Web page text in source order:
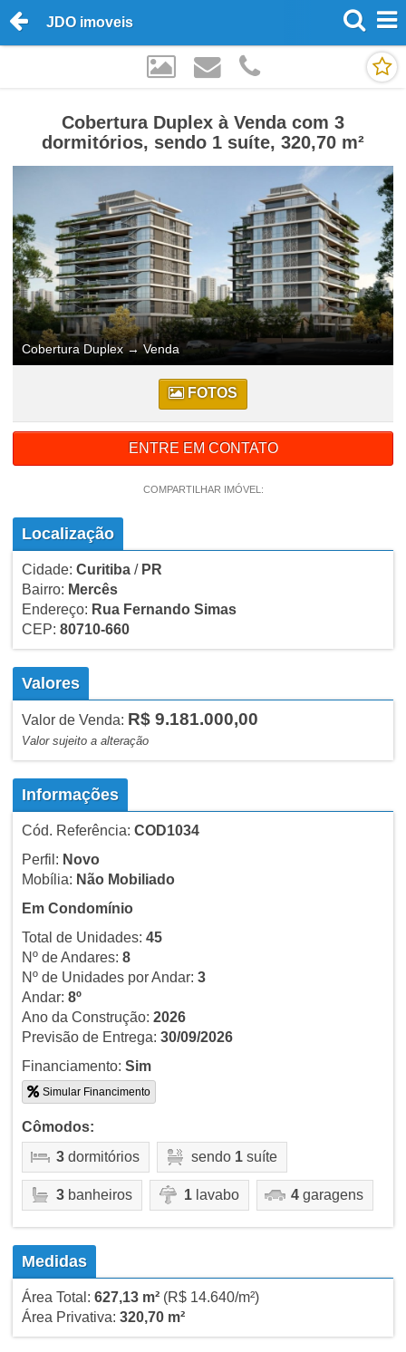
JDO imoveis
Cobertura Duplex à Venda com 3
dormitórios, sendo 1 suíte, 320,70 m²
Cobertura Duplex→Venda
FOTOS
ENTRE EM CONTATO
COMPARTILHAR IMÓVEL:
Localização
Cidade: Curitiba/ PR
Bairro: Mercês
Endereço: Rua Fernando Simas
CEP: 80710-660
Valores
Valor de Venda: R$ 9.181.000,00
Valor sujeito a alteração
Informações
Cód. Referência: COD1034
Perfil: Novo
Mobília: Não Mobiliado
Em Condomínio
Total de Unidades: 45
Nº de Andares: 8
Nº de Unidades por Andar: 3
Andar: 8º
Ano da Construção: 2026
Previsão de Entrega: 30/09/2026
Financiamento: Sim
Simular Financimento
Cômodos:
3dormitórios sendo 1suíte
3banheiros 1lavabo 4garagens
Medidas
Área Total: 627,13 m²(R$ 14.640/m²)
Área Privativa: 320,70 m²